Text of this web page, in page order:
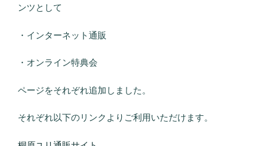
ンツとして
・インターネット通販
・オンライン特典会
ページをそれぞれ追加しました。
それぞれ以下のリンクよりご利用いただけます。